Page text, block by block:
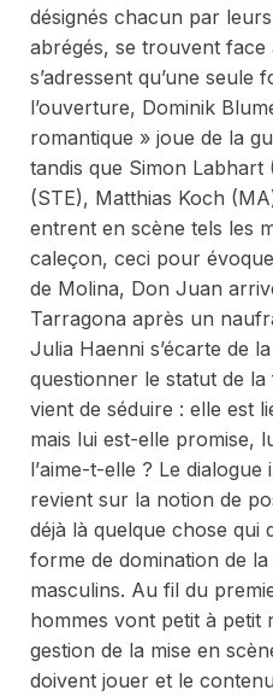
désignés chacun par
abrégés, se trouvent
s’adressent qu’une seule
l’ouverture, Dominik
romantique » joue de la
tandis que Simon
(STE), Matthias Koch
entrent en scène tels les
caleçon, ceci pour
de Molina, Don Juan
Tarragona après un
Julia Haenni s’écarte de
questionner le statut de
vient de séduire : elle est
mais lui est-elle promise,
l’aime-t-elle ? Le dialogue
revient sur la notion de
déjà là quelque chose qui
forme de domination de
masculins. Au fil du
hommes vont petit à petit
gestion de la mise en
doivent jouer et le